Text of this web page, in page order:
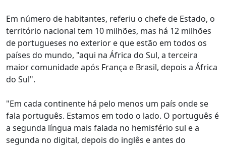
Em número de habitantes, referiu o chefe de Estado, o
território nacional tem 10 milhões, mas há 12 milhões
de portugueses no exterior e que estão em todos os
países do mundo, "aqui na África do Sul, a terceira
maior comunidade após França e Brasil, depois a África
do Sul".
"Em cada continente há pelo menos um país onde se
fala português. Estamos em todo o lado. O português é
a segunda língua mais falada no hemisfério sul e a
segunda no digital, depois do inglês e antes do